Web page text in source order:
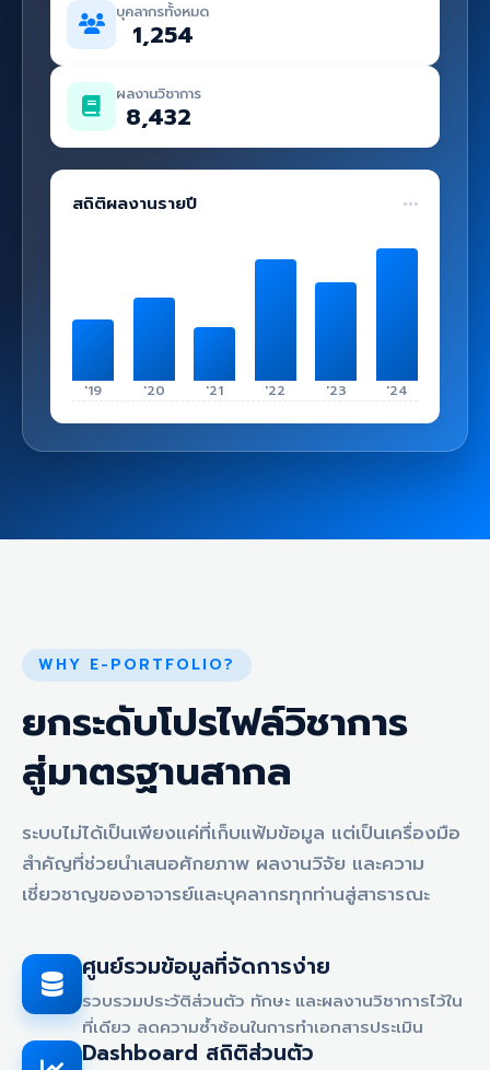
บุคลากรทั้งหมด
1,254
ผลงานวิชาการ
8,432
สถิติผลงานรายปี
'19 '20 '21 '22 '23 '24
WHY E-PORTFOLIO?
ยกระดับโปรไฟล์วิชาการ
สู่มาตรฐานสากล
ระบบไม่ได้เป็นเพียงแค่ที่เก็บแฟ้มข้อมูล แต่เป็นเครื่องมือ
สำคัญที่ช่วยนำเสนอศักยภาพ ผลงานวิจัย และความ
เชี่ยวชาญของอาจารย์และบุคลากรทุกท่านสู่สาธารณะ
ศูนย์รวมข้อมูลที่จัดการง่าย
รวบรวมประวัติส่วนตัว ทักษะ และผลงานวิชาการไว้ใน
ที่เดียว ลดความซ้ำซ้อนในการทำเอกสารประเมิน
Dashboard สถิติส่วนตัว